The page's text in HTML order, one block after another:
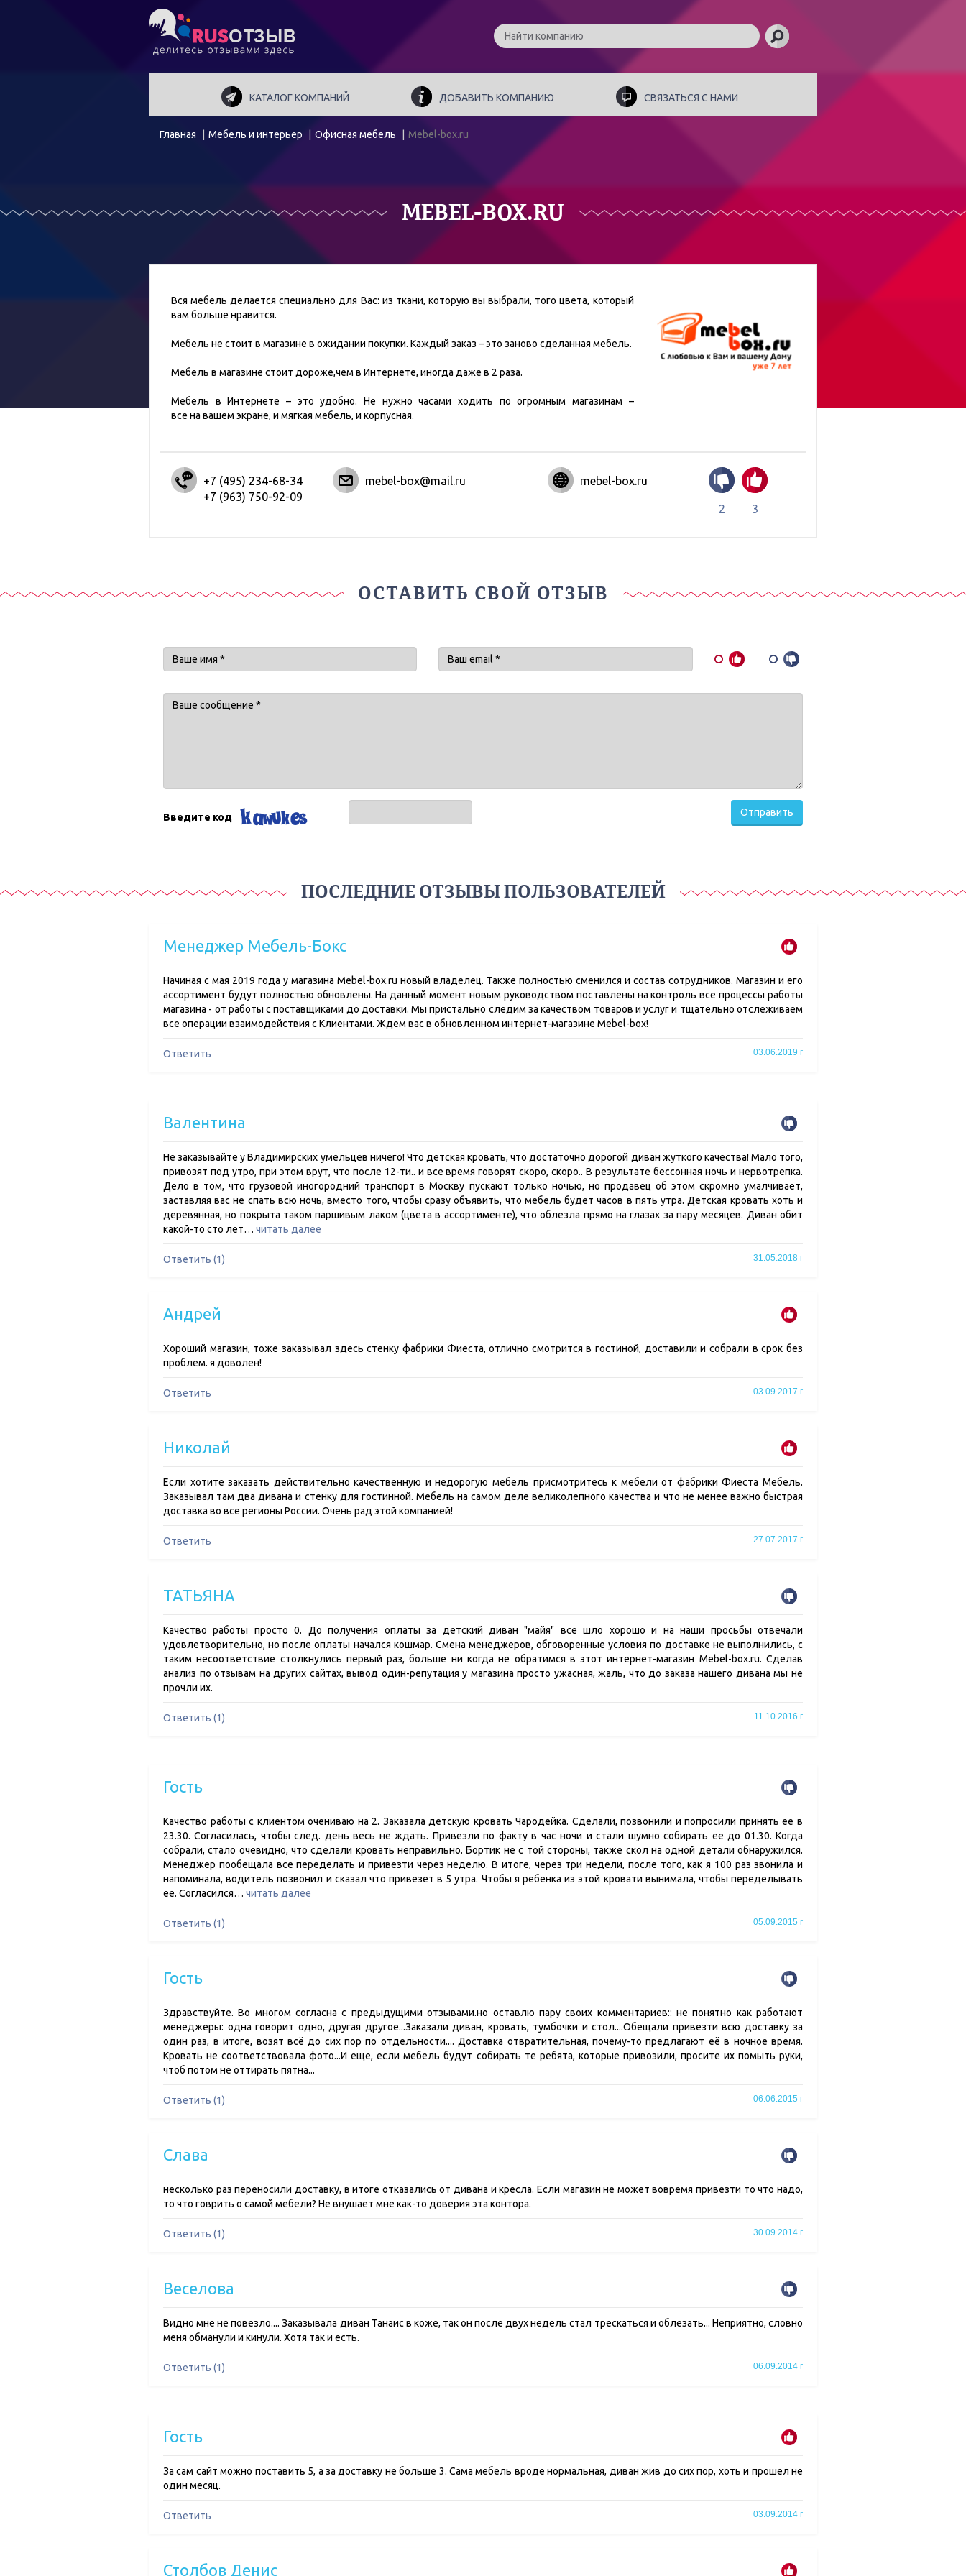
КАТАЛОГ КОМПАНИЙ ДОБАВИТЬ КОМПАНИЮ СВЯЗАТЬСЯ С НАМИ
Главная Мебель и интерьер Офисная мебель Mebel-box.ru
MEBEL-BOX.RU
Вся мебель делается специально для Вас: из ткани, которую вы выбрали, того цвета, который
вам больше нравится.
Мебель не стоит в магазине в ожидании покупки. Каждый заказ – это заново сделанная мебель.
Мебель в магазине стоит дороже,чем в Интернете, иногда даже в 2 раза.
Мебель в Интернете – это удобно. Не нужно часами ходить по огромным магазинам –
все на вашем экране, и мягкая мебель, и корпусная.
+7 (495) 234-68-34
+7 (963) 750-92-09
mebel-box@mail.ru mebel-box.ru
2 3
ОСТАВИТЬ СВОЙ ОТЗЫВ
Введите код Отправить
ПОСЛЕДНИЕ ОТЗЫВЫ ПОЛЬЗОВАТЕЛЕЙ
Менеджер Мебель-Бокс
Начиная с мая 2019 года у магазина Mebel-box.ru новый владелец. Также полностью сменился и состав сотрудников. Магазин и его
ассортимент будут полностью обновлены. На данный момент новым руководством поставлены на контроль все процессы работы
магазина - от работы с поставщиками до доставки. Мы пристально следим за качеством товаров и услуг и тщательно отслеживаем
все операции взаимодействия с Клиентами. Ждем вас в обновленном интернет-магазине Mebel-box!
Ответить 03.06.2019 г
Валентина
Не заказывайте у Владимирских умельцев ничего! Что детская кровать, что достаточно дорогой диван жуткого качества! Мало того,
привозят под утро, при этом врут, что после 12-ти.. и все время говорят скоро, скоро.. В результате бессонная ночь и нервотрепка.
Дело в том, что грузовой иногородний транспорт в Москву пускают только ночью, но продавец об этом скромно умалчивает,
заставляя вас не спать всю ночь, вместо того, чтобы сразу объявить, что мебель будет часов в пять утра. Детская кровать хоть и
деревянная, но покрыта таком паршивым лаком (цвета в ассортименте), что облезла прямо на глазах за пару месяцев. Диван обит
какой-то сто лет… читать далее
Ответить (1) 31.05.2018 г
Андрей
Хороший магазин, тоже заказывал здесь стенку фабрики Фиеста, отлично смотрится в гостиной, доставили и собрали в срок без
проблем. я доволен!
Ответить 03.09.2017 г
Николай
Если хотите заказать действительно качественную и недорогую мебель присмотритесь к мебели от фабрики Фиеста Мебель.
Заказывал там два дивана и стенку для гостинной. Мебель на самом деле великолепного качества и что не менее важно быстрая
доставка во все регионы России. Очень рад этой компанией!
Ответить 27.07.2017 г
ТАТЬЯНА
Качество работы просто 0. До получения оплаты за детский диван "майя" все шло хорошо и на наши просьбы отвечали
удовлетворительно, но после оплаты начался кошмар. Смена менеджеров, обговоренные условия по доставке не выполнились, с
таким несоответствие столкнулись первый раз, больше ни когда не обратимся в этот интернет-магазин Mebel-box.ru. Сделав
анализ по отзывам на других сайтах, вывод один-репутация у магазина просто ужасная, жаль, что до заказа нашего дивана мы не
прочли их.
Ответить (1) 11.10.2016 г
Гость
Качество работы с клиентом очениваю на 2. Заказала детскую кровать Чародейка. Сделали, позвонили и попросили принять ее в
23.30. Согласилась, чтобы след. день весь не ждать. Привезли по факту в час ночи и стали шумно собирать ее до 01.30. Когда
собрали, стало очевидно, что сделали кровать неправильно. Бортик не с той стороны, также скол на одной детали обнаружился.
Менеджер пообещала все переделать и привезти через неделю. В итоге, через три недели, после того, как я 100 раз звонила и
напоминала, водитель позвонил и сказал что привезет в 5 утра. Чтобы я ребенка из этой кровати вынимала, чтобы переделывать
ее. Согласился… читать далее
Ответить (1) 05.09.2015 г
Гость
Здравствуйте. Во многом согласна с предыдущими отзывами.но оставлю пару своих комментариев:: не понятно как работают
менеджеры: одна говорит одно, другая другое...Заказали диван, кровать, тумбочки и стол....Обещали привезти всю доставку за
один раз, в итоге, возят всё до сих пор по отдельности.... Доставка отвратительная, почему-то предлагают её в ночное время.
Кровать не соответствовала фото...И еще, если мебель будут собирать те ребята, которые привозили, просите их помыть руки,
чтоб потом не оттирать пятна...
Ответить (1) 06.06.2015 г
Слава
несколько раз переносили доставку, в итоге отказались от дивана и кресла. Если магазин не может вовремя привезти то что надо,
то что говрить о самой мебели? Не внушает мне как-то доверия эта контора.
Ответить (1) 30.09.2014 г
Веселова
Видно мне не повезло.... Заказывала диван Танаис в коже, так он после двух недель стал трескаться и облезать... Неприятно, словно
меня обманули и кинули. Хотя так и есть.
Ответить (1) 06.09.2014 г
Гость
За сам сайт можно поставить 5, а за доставку не больше 3. Сама мебель вроде нормальная, диван жив до сих пор, хоть и прошел не
один месяц.
Ответить 03.09.2014 г
Столбов Денис